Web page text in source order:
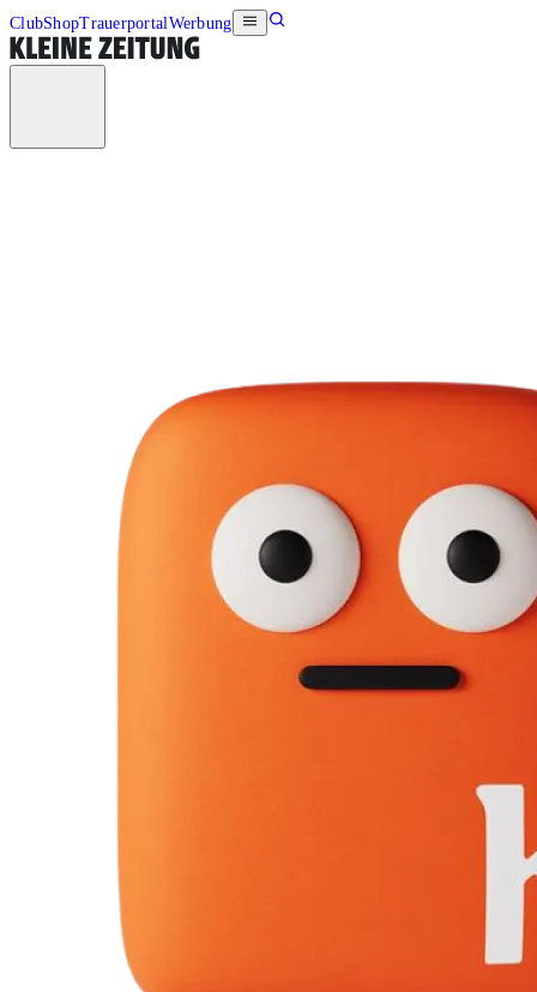
ClubShopTrauerportalWerbung